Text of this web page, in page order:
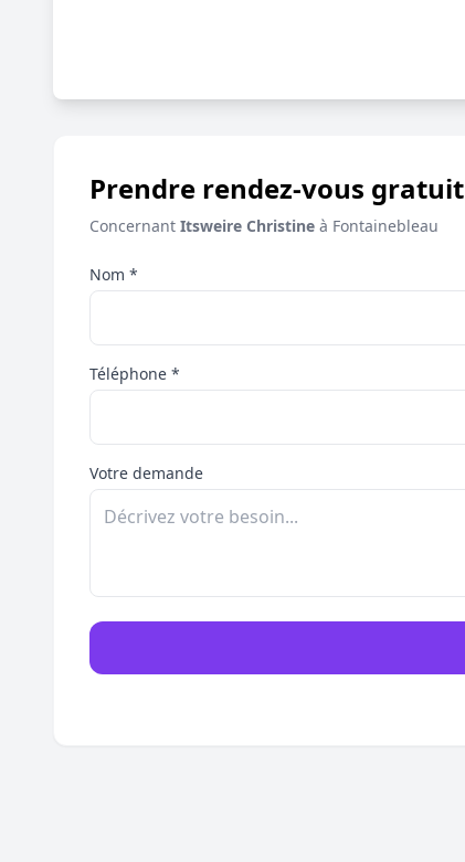
Prendre rendez-vous gratuit
Concernant Itsweire Christine à Fontainebleau
Nom *
Téléphone *
Votre demande